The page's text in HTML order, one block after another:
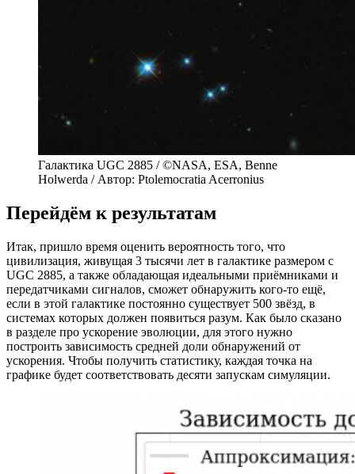
Галактика UGC 2885 / ©NASA, ESA, Benne
Holwerda / Автор: Ptolemocratia Acerronius
Перейдём к результатам
Итак, пришло время оценить вероятность того, что
цивилизация, живущая 3 тысячи лет в галактике размером с
UGC 2885, а также обладающая идеальными приёмниками и
передатчиками сигналов, сможет обнаружить кого-то ещё,
если в этой галактике постоянно существует 500 звёзд, в
системах которых должен появиться разум. Как было сказано
в разделе про ускорение эволюции, для этого нужно
построить зависимость средней доли обнаружений от
ускорения. Чтобы получить статистику, каждая точка на
графике будет соответствовать десяти запускам симуляции.